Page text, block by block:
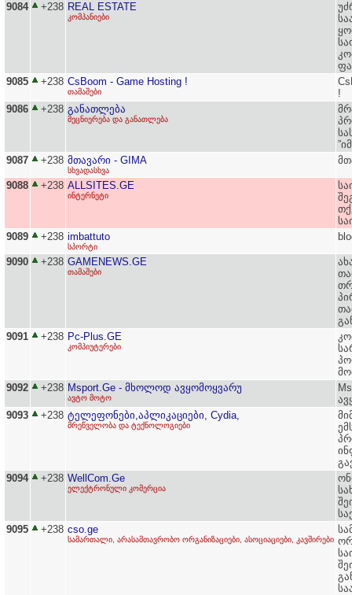
9084
+238 REAL ESTATE
კომპანიები
9085
+238 CsBoom - Game Hosting !
თამაშები
!
9086
+238 განათლება
მეცნიერება და განათლება
9087
+238 მთავარი - GIMA
სხვადასხვა
9088 +238 ALLSITES.GE
ინტერნეტი
9089
+238 imbattuto
სპორტი
9090 +238 GAMENEWS.GE
თამაშები
9091
+238 Pc-Plus.GE
კომპიუტერები
9092
+238 Msport.Ge - მხოლოდ ავყომოყვარუ
ავტო მოტო
9093
+238 ტელეფონები,აპლიკაციები, Cydia,
მრეწველობა და ტექნოლოგიები
9094
+238 WellCom.Ge
ელექტრონული კომერცია
9095
+238 cso.ge
სამართალი, არასამთავრობო ორგანიზაციები, ასოციაციები, კავშირები